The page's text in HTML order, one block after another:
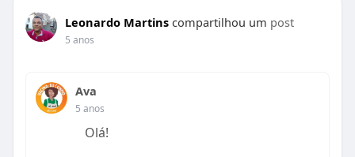
Leonardo Martins compartilhou um post
5 anos
Ava
5 anos
Olá!